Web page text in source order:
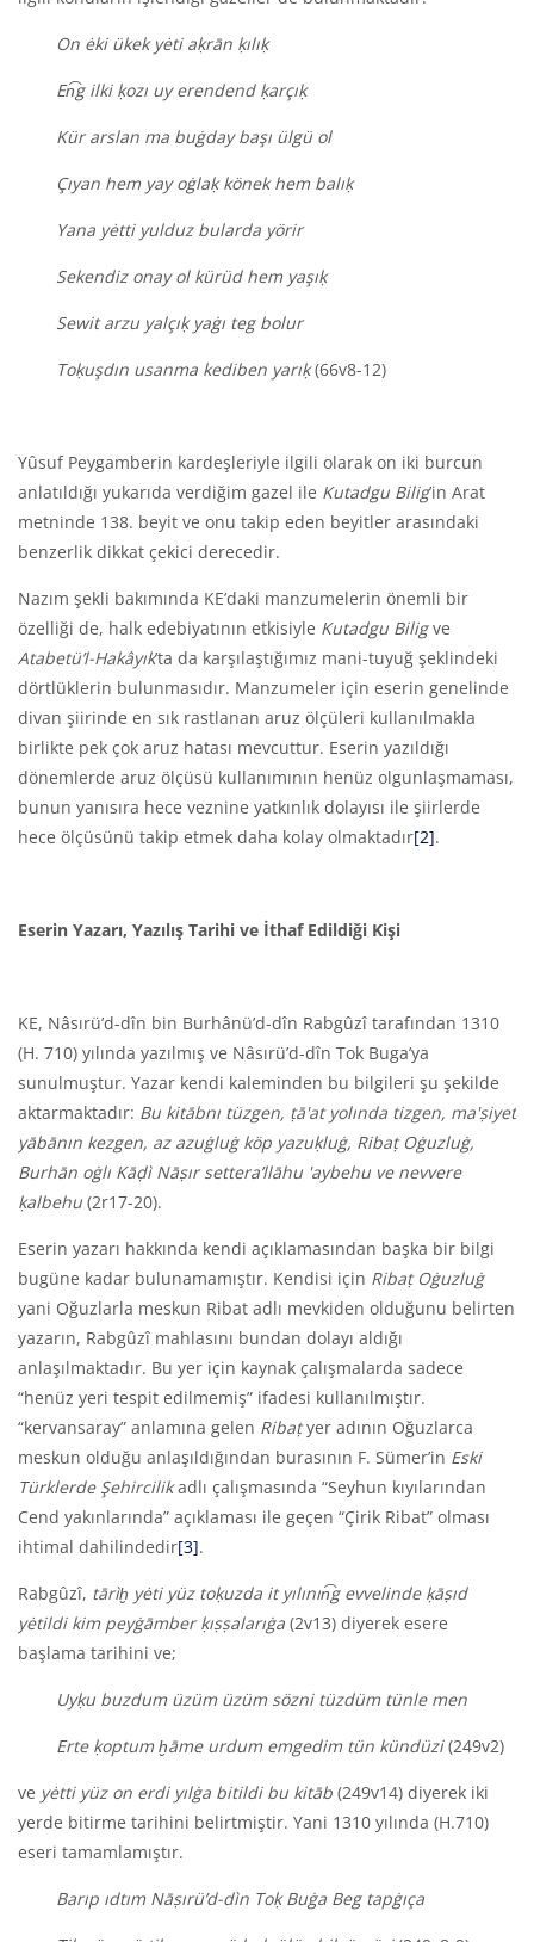
On ėki ükek yėti aḳrān ḳılıḳ
En͡g ilki ḳozı uy erendend ḳarçıḳ
Kür arslan ma buġday başı ülgü ol
Çıyan hem yay oġlaḳ könek hem balıḳ
Yana yėtti yulduz bularda yörir
Sekendiz onay ol kürüd hem yaşıḳ
Sewit arzu yalçıḳ yaġı teg bolur
Toḳuşdın usanma kediben yarıḳ(66v8-12)
Yûsuf Peygamberin kardeşleriyle ilgili olarak on iki burcun
anlatıldığı yukarıda verdiğim gazel ile Kutadgu Bilig’in Arat
metninde 138. beyit ve onu takip eden beyitler arasındaki
benzerlik dikkat çekici derecedir.
Nazım şekli bakımında KE’daki manzumelerin önemli bir
özelliği de, halk edebiyatının etkisiyle Kutadgu Biligve
Atabetü’l-Hakâyık’ta da karşılaştığımız mani-tuyuğ şeklindeki
dörtlüklerin bulunmasıdır. Manzumeler için eserin genelinde
divan şiirinde en sık rastlanan aruz ölçüleri kullanılmakla
birlikte pek çok aruz hatası mevcuttur. Eserin yazıldığı
dönemlerde aruz ölçüsü kullanımının henüz olgunlaşmaması,
bunun yanısıra hece veznine yatkınlık dolayısı ile şiirlerde
hece ölçüsünü takip etmek daha kolay olmaktadır[2].
Eserin Yazarı, Yazılış Tarihi ve İthaf Edildiği Kişi
KE, Nâsırü’d-dîn bin Burhânü’d-dîn Rabgûzî tarafından 1310
(H. 710) yılında yazılmış ve Nâsırü’d-dîn Tok Buga’ya
sunulmuştur. Yazar kendi kaleminden bu bilgileri şu şekilde
aktarmaktadır: Bu kitābnı tüzgen, ṭā'at yolında tizgen, ma'ṣiyet
yābānın kezgen, az azuġluġ köp yazuḳluġ, Ribaṭ Oġuzluġ,
Burhān oġlı KāḍìNāṣır settera’llāhu ' aybehu ve nevvere
ḳalbehu (2r17-20).
Eserin yazarı hakkında kendi açıklamasından başka bir bilgi
bugüne kadar bulunamamıştır. Kendisi için Ribaṭ Oġuzluġ
yani Oğuzlarla meskun Ribat adlı mevkiden olduğunu belirten
yazarın, Rabgûzî mahlasını bundan dolayı aldığı
anlaşılmaktadır. Bu yer için kaynak çalışmalarda sadece
“henüz yeri tespit edilmemiş” ifadesi kullanılmıştır.
“kervansaray” anlamına gelen Ribaṭyer adının Oğuzlarca
meskun olduğu anlaşıldığından burasının F. Sümer’in Eski
Türklerde Şehircilikadlı çalışmasında “Seyhun kıyılarından
Cend yakınlarında” açıklaması ile geçen “Çirik Ribat” olması
ihtimal dahilindedir[3].
Rabgûzî, tārìḫ yėti yüz toḳuzda it yılının͡g evvelinde ḳāṣıd
yėtildi kim peyġāmber ḳıṣṣalarıġa (2v13) diyerek esere
başlama tarihini ve;
Uyḳu buzdum üzüm üzüm sözni tüzdüm tünle men
Erte ḳoptum ḫāme urdum emgedim tün kündüzi(249v2)
ve yėtti yüz on erdi yılġa bitildi bu kitāb (249v14) diyerek iki
yerde bitirme tarihini belirtmiştir. Yani 1310 yılında (H.710)
eseri tamamlamıştır.
Barıp ıdtım Nāṣırü’d-dìn Toḳ Buġa Beg tapġıça